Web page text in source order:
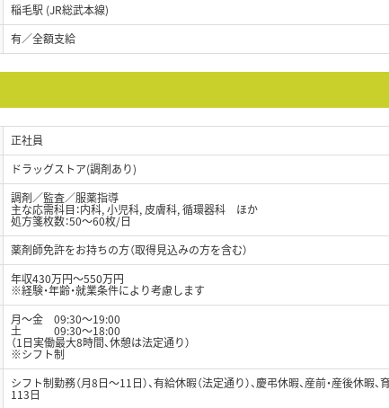
稲毛駅 (JR総武本線)
有／全額支給
正社員
ドラッグストア(調剤あり)
調剤／監査／服薬指導
主な応需科目：内科, 小児科, 皮膚科, 循環器科 ほか
処方箋枚数：50～60枚/日
薬剤師免許をお持ちの方（取得見込みの方を含む）
年収430万円～550万円
※経験・年齢・就業条件により考慮します
月～金 09:30～19:00
土 09:30～18:00
（1日実働最大8時間、休憩は法定通り）
※シフト制
シフト制勤務（月8日～11日）、有給休暇（法定通り）、慶弔休暇、産前・産後休
113日